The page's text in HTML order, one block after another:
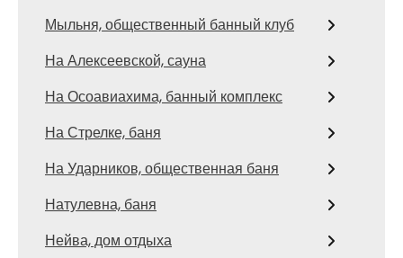
Мыльня, общественный банный клуб
На Алексеевской, сауна
На Осоавиахима, банный комплекс
На Стрелке, баня
На Ударников, общественная баня
Натулевна, баня
Нейва, дом отдыха